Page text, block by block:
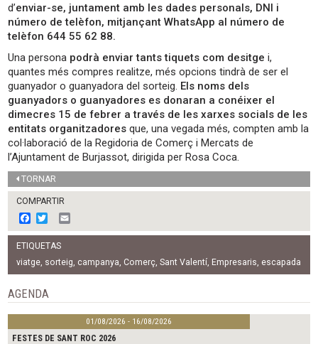
d’enviar-se, juntament amb les dades personals, DNI i
número de telèfon, mitjançant WhatsApp al número de
telèfon 644 55 62 88.
Una persona podrà enviar tants tiquets com desitge i,
quantes més compres realitze, més opcions tindrà de ser el
guanyador o guanyadora del sorteig. Els noms dels
guanyadors o guanyadores es donaran a conéixer el
dimecres 15 de febrer a través de les xarxes socials de les
entitats organitzadores que, una vegada més, compten amb la
col·laboració de la Regidoria de Comerç i Mercats de
l’Ajuntament de Burjassot, dirigida per Rosa Coca.
TORNAR
COMPARTIR
F
a
c
e
b
o
o
k
w
i
t
t
e
m
l
ETIQUETAS
viatge, sorteig, campanya, Comerç,Sant Valentí, Empresaris, escapada
AGENDA
01/08/2026 - 16/08/2026
FESTES DE SANT ROC 2026